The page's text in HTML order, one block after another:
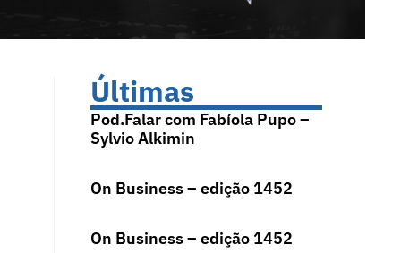
Últimas
Pod.Falar com Fabíola Pupo –
Sylvio Alkimin
On Business – edição 1452
On Business – edição 1452